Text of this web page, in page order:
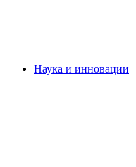
Наука и инновации